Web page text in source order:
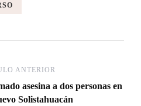
ANTERIOR
asesina a dos personas en
Solistahuacán